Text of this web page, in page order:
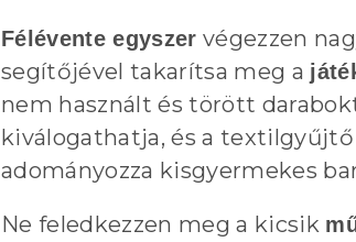
Félévente egyszer végezzen
segítőjével takarítsa meg a
nem használt és törött
kiválogathatja, és a
adományozza kisgyermekes
Ne feledkezzen meg a kicsik